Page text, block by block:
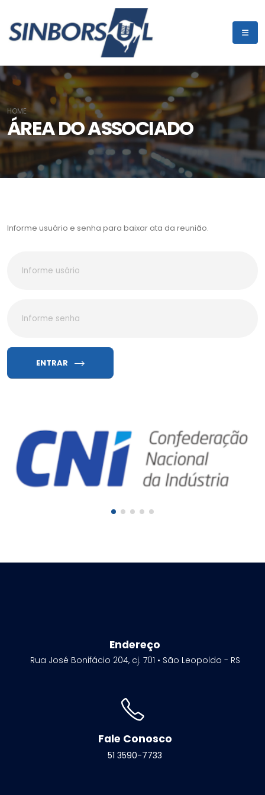
ÁREA DO ASSOCIADO
HOME
Informe usuário e senha para baixar ata da reunião.
ENTRAR
Endereço
Rua José Bonifácio 204, cj. 701 • São Leopoldo - RS
Fale Conosco
51 3590-7733